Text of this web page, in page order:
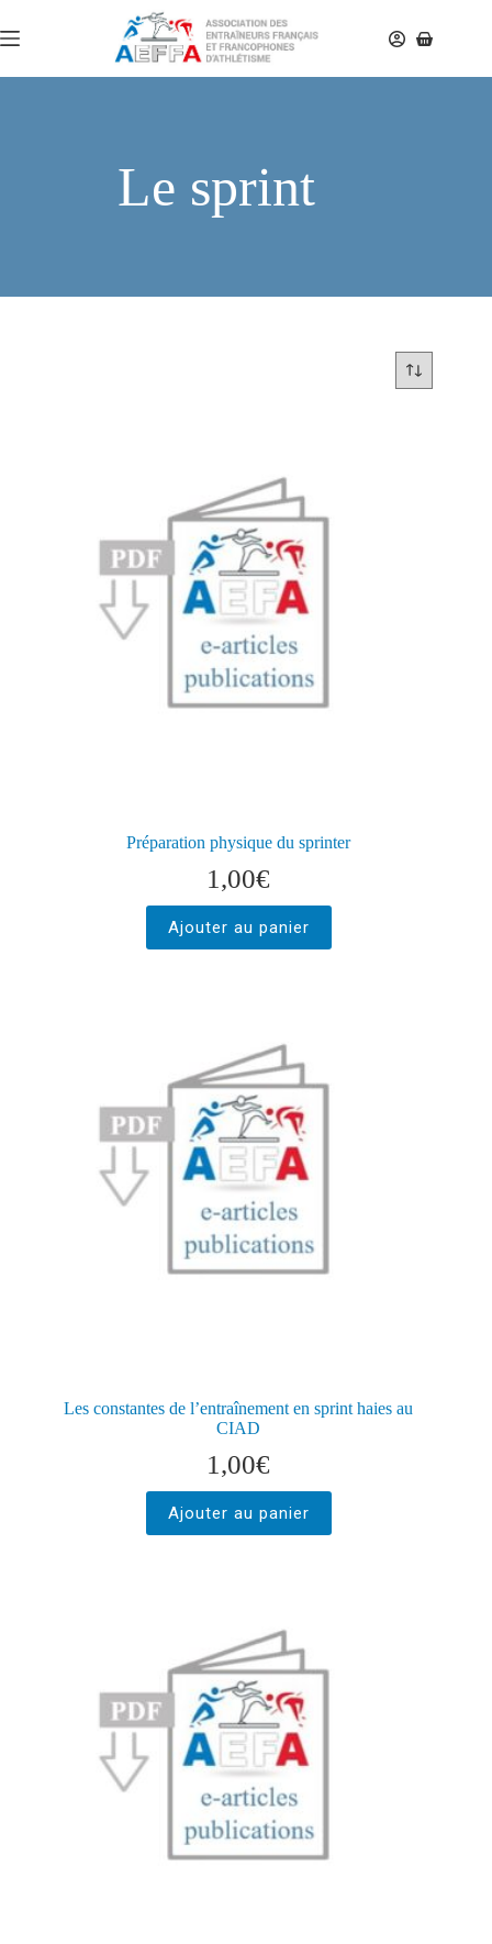
Le sprint
Préparation physique du sprinter
1,00€
Ajouter au panier
Les constantes de l’entraînement en sprint haies au
CIAD
1,00€
Ajouter au panier